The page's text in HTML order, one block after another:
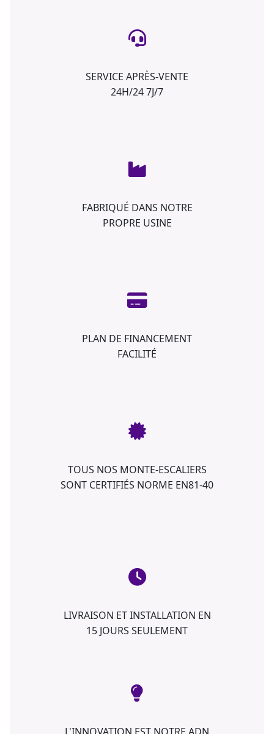
SERVICE APRÈS-VENTE
24H/24 7J/7
FABRIQUÉ DANS NOTRE
PROPRE USINE
PLAN DE FINANCEMENT
FACILITÉ
TOUS NOS MONTE-ESCALIERS
SONT CERTIFIÉS NORME EN81-40
LIVRAISON ET INSTALLATION EN
15 JOURS SEULEMENT